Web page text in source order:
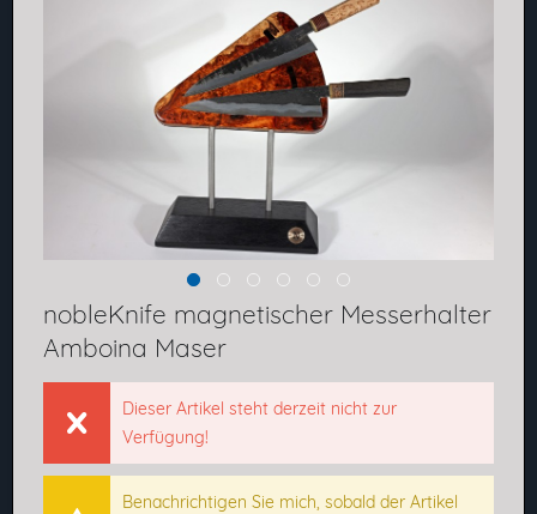
nobleKnife magnetischer Messerhalter
Amboina Maser
Dieser Artikel steht derzeit nicht zur
Verfügung!
Benachrichtigen Sie mich, sobald der Artikel